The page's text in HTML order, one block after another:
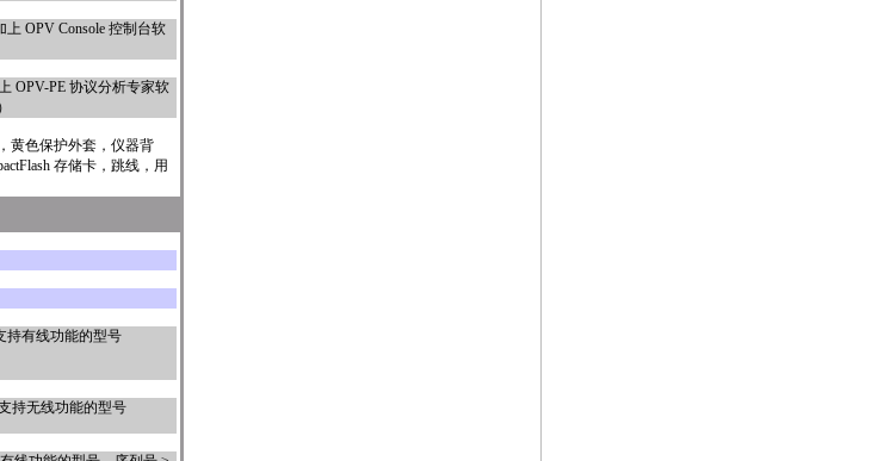
OPV Console 控制台软
OPV-PE 协议分析专家软
黄色保护外套，仪器背
存储卡，跳线，用
持有线功能的型号
持无线功能的型号